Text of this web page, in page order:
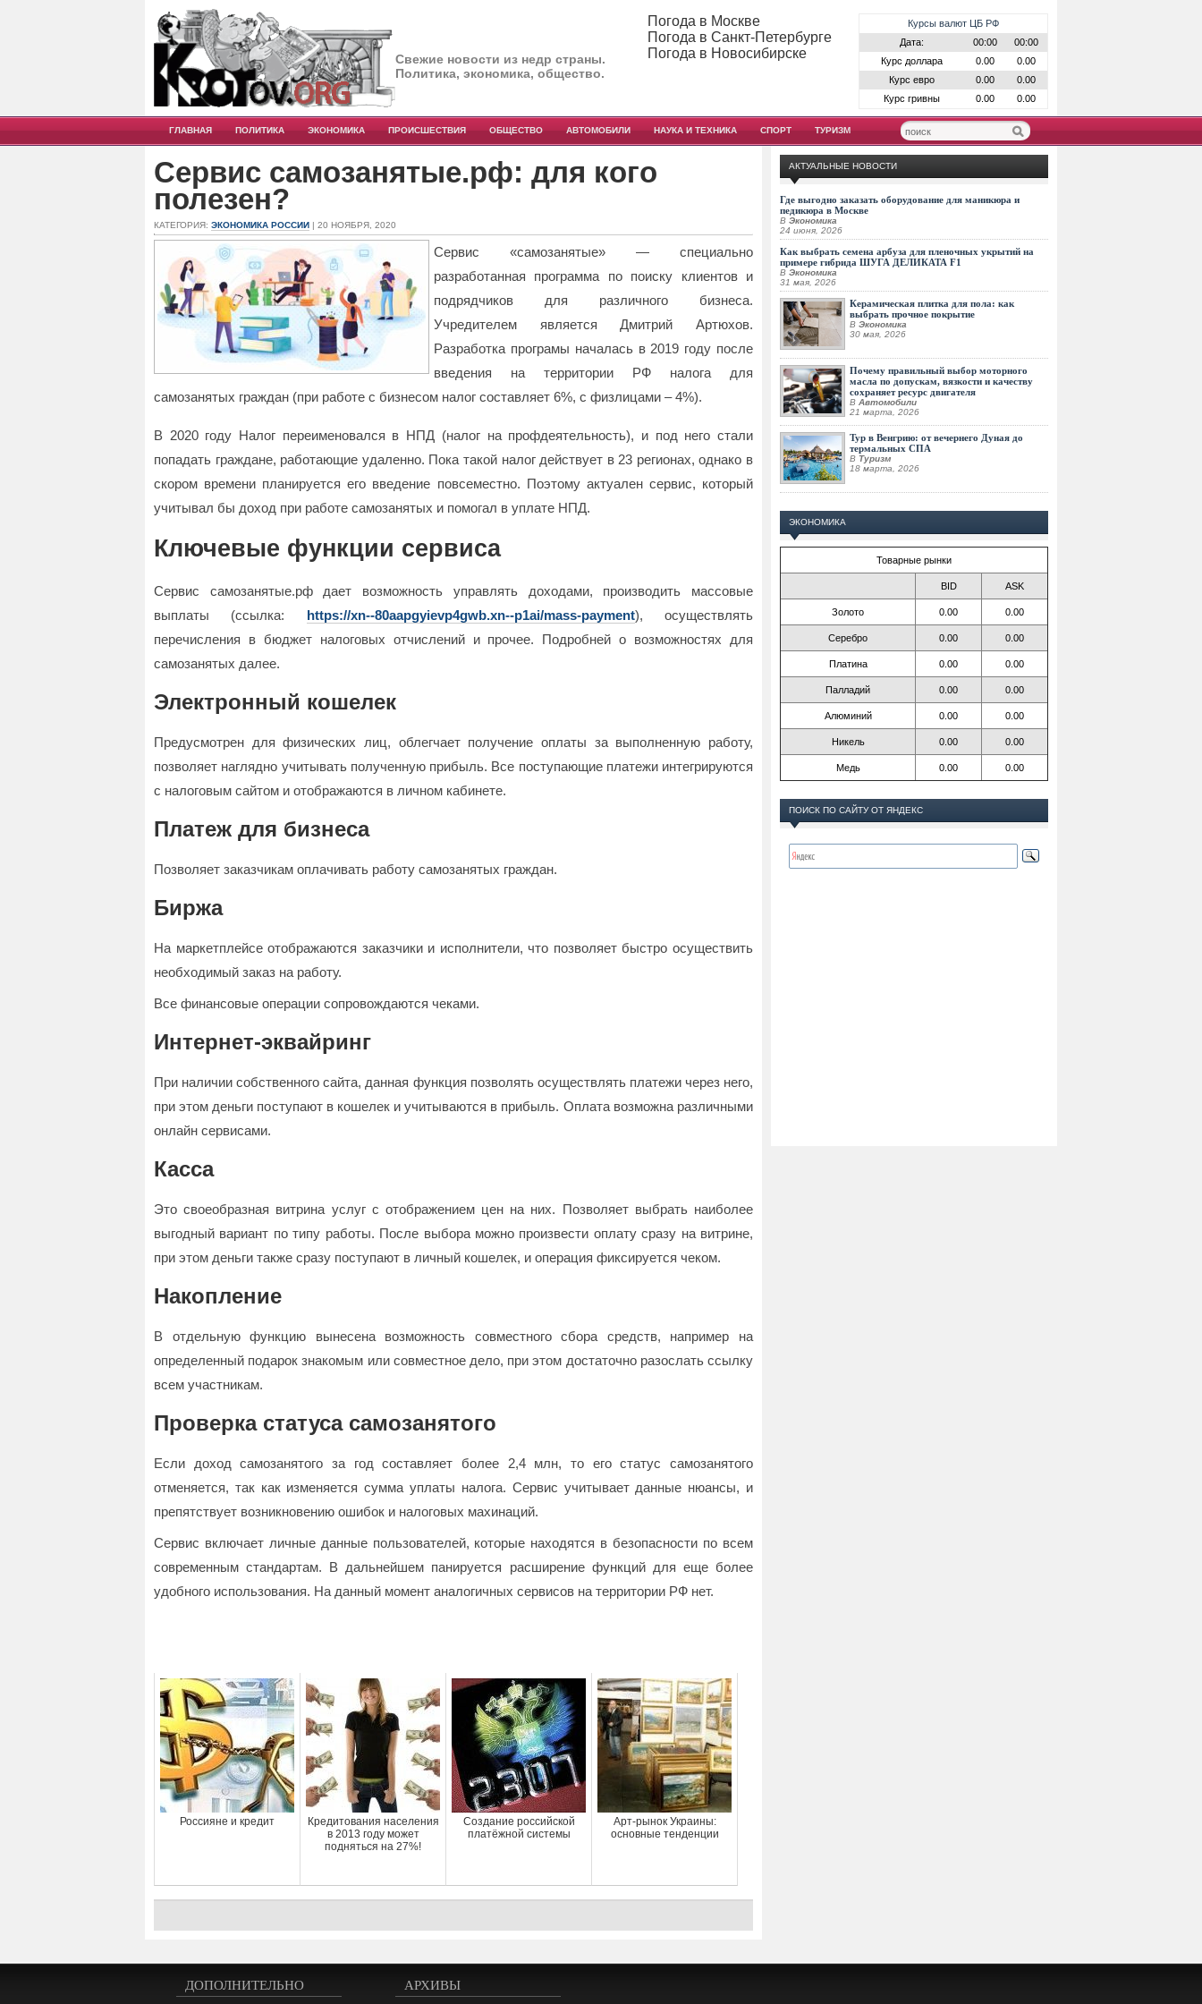
Свежие новости из недр страны.
Политика, экономика, общество.
Курсы валют ЦБ РФ
Дата:
00:00
00:00
Курс доллара
0.00
0.00
Курс евро
0.00
0.00
Курс гривны
0.00 0.00
Погода в Москве
Погода в Санкт-Петербурге
Погода в Новосибирске
ГЛАВНАЯ ПОЛИТИКА ЭКОНОМИКА ПРОИСШЕСТВИЯ ОБЩЕСТВО АВТОМОБИЛИ НАУКА И ТЕХНИКА СПОРТ ТУРИЗМ
Сервис самозанятые.рф: для кого
полезен?
КАТЕГОРИЯ: ЭКОНОМИКА РОССИИ | 20 НОЯБРЯ, 2020
Сервис «самозанятые» — специально
разработанная программа по поиску клиентов и
подрядчиков для различного бизнеса.
Учредителем является Дмитрий Артюхов.
Разработка програмы началась в 2019 году после
введения на территории РФ налога для
самозанятых граждан (при работе с бизнесом налог составляет 6%, с физлицами – 4%).
В 2020 году Налог переименовался в НПД (налог на профдеятельность), и под него стали
попадать граждане, работающие удаленно. Пока такой налог действует в 23 регионах, однако в
скором времени планируется его введение повсеместно. Поэтому актуален сервис, который
учитывал бы доход при работе самозанятых и помогал в уплате НПД.
Ключевые функции сервиса
Сервис самозанятые.рф дает возможность управлять доходами, производить массовые
выплаты (ссылка: https://xn--80aapgyievp4gwb.xn--p1ai/mass-payment), осуществлять
перечисления в бюджет налоговых отчислений и прочее. Подробней о возможностях для
самозанятых далее.
Электронный кошелек
Предусмотрен для физических лиц, облегчает получение оплаты за выполненную работу,
позволяет наглядно учитывать полученную прибыль. Все поступающие платежи интегрируются
с налоговым сайтом и отображаются в личном кабинете.
Платеж для бизнеса
Позволяет заказчикам оплачивать работу самозанятых граждан.
Биржа
На маркетплейсе отображаются заказчики и исполнители, что позволяет быстро осуществить
необходимый заказ на работу.
Все финансовые операции сопровождаются чеками.
Интернет-эквайринг
При наличии собственного сайта, данная функция позволять осуществлять платежи через него,
при этом деньги поступают в кошелек и учитываются в прибыль. Оплата возможна различными
онлайн сервисами.
Касса
Это своеобразная витрина услуг с отображением цен на них. Позволяет выбрать наиболее
выгодный вариант по типу работы. После выбора можно произвести оплату сразу на витрине,
при этом деньги также сразу поступают в личный кошелек, и операция фиксируется чеком.
Накопление
В отдельную функцию вынесена возможность совместного сбора средств, например на
определенный подарок знакомым или совместное дело, при этом достаточно разослать ссылку
всем участникам.
Проверка статуса самозанятого
Если доход самозанятого за год составляет более 2,4 млн, то его статус самозанятого
отменяется, так как изменяется сумма уплаты налога. Сервис учитывает данные нюансы, и
препятствует возникновению ошибок и налоговых махинаций.
Сервис включает личные данные пользователей, которые находятся в безопасности по всем
современным стандартам. В дальнейшем панируется расширение функций для еще более
удобного использования. На данный момент аналогичных сервисов на территории РФ нет.
Россияне и кредит
Кредитования населения
в 2013 году может
подняться на 27%!
Создание российской
платёжной системы
Арт-рынок Украины:
основные тенденции
АКТУАЛЬНЫЕ НОВОСТИ
Где выгодно заказать оборудование для маникюра и
педикюра в Москве
В Экономика
24 июня, 2026
Как выбрать семена арбуза для пленочных укрытий на
примере гибрида ШУГА ДЕЛИКАТА F1
В Экономика
31 мая, 2026
Керамическая плитка для пола: как
выбрать прочное покрытие
В Экономика
30 мая, 2026
Почему правильный выбор моторного
масла по допускам, вязкости и качеству
сохраняет ресурс двигателя
В Автомобили
21 марта, 2026
Тур в Венгрию: от вечернего Дуная до
термальных СПА
В Туризм
18 марта, 2026
ЭКОНОМИКА
Товарные рынки
BID ASK
Золото 0.00 0.00
Серебро 0.00 0.00
Платина 0.00 0.00
Палладий 0.00 0.00
Алюминий 0.00 0.00
Никель 0.00 0.00
Медь 0.00 0.00
ПОИСК ПО САЙТУ ОТ ЯНДЕКС
ДОПОЛНИТЕЛЬНО АРХИВЫ